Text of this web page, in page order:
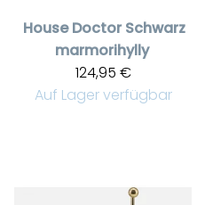
House Doctor Schwarz
marmorihylly
124,95 €
Auf Lager verfügbar